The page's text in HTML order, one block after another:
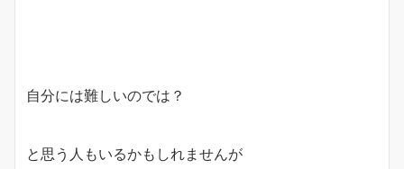
自分には難しいのでは？
と思う人もいるかもしれませんが